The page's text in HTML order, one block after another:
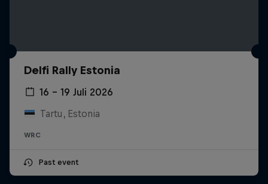
Delfi Rally Estonia
16 – 19 Juli 2026
Tartu, Estonia
WRC
Past event